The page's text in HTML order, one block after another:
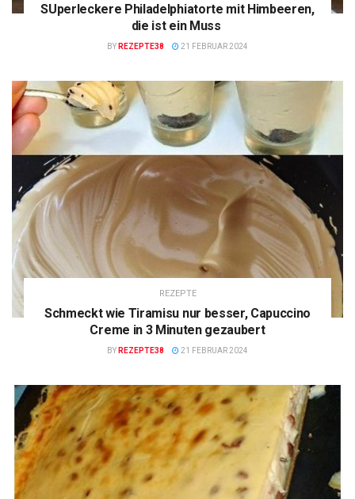
SUperleckere Philadelphiatorte mit Himbeeren,
die ist ein Muss
BY REZEPTE38 21 FEBRUAR 2024
REZEPTE
Schmeckt wie Tiramisu nur besser, Capuccino
Creme in 3 Minuten gezaubert
BY REZEPTE38 21 FEBRUAR 2024